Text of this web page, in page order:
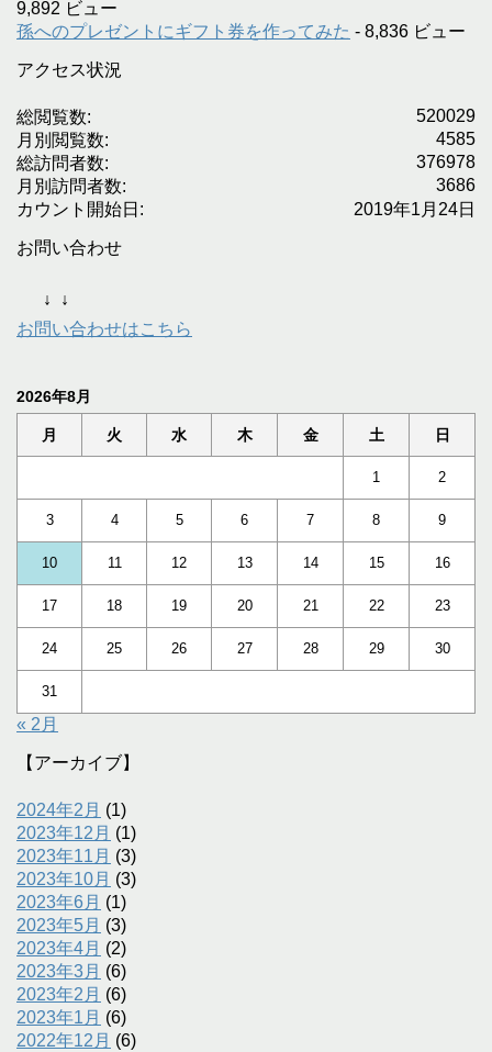
9,892 ビュー
孫へのプレゼントにギフト券を作ってみた - 8,836 ビュー
アクセス状況
520029
総閲覧数:
4585
月別閲覧数:
376978
総訪問者数:
3686
月別訪問者数:
2019年1月24日
カウント開始日:
お問い合わせ
↓
↓
お問い合わせはこちら
2026年8月
月 火 水 木 金 土 日
1 2
3 4 5 6 7 8 9
10 11 12 13 14 15 16
17 18 19 20 21 22 23
24 25 26 27 28 29 30
31
« 2月
【アーカイブ】
2024年2月 (1)
2023年12月 (1)
2023年11月 (3)
2023年10月 (3)
2023年6月 (1)
2023年5月 (3)
2023年4月 (2)
2023年3月 (6)
2023年2月 (6)
2023年1月 (6)
2022年12月 (6)